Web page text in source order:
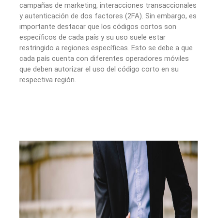
campañas de marketing, interacciones transaccionales
y autenticación de dos factores (2FA). Sin embargo, es
importante destacar que los códigos cortos son
específicos de cada país y su uso suele estar
restringido a regiones específicas. Esto se debe a que
cada país cuenta con diferentes operadores móviles
que deben autorizar el uso del código corto en su
respectiva región.